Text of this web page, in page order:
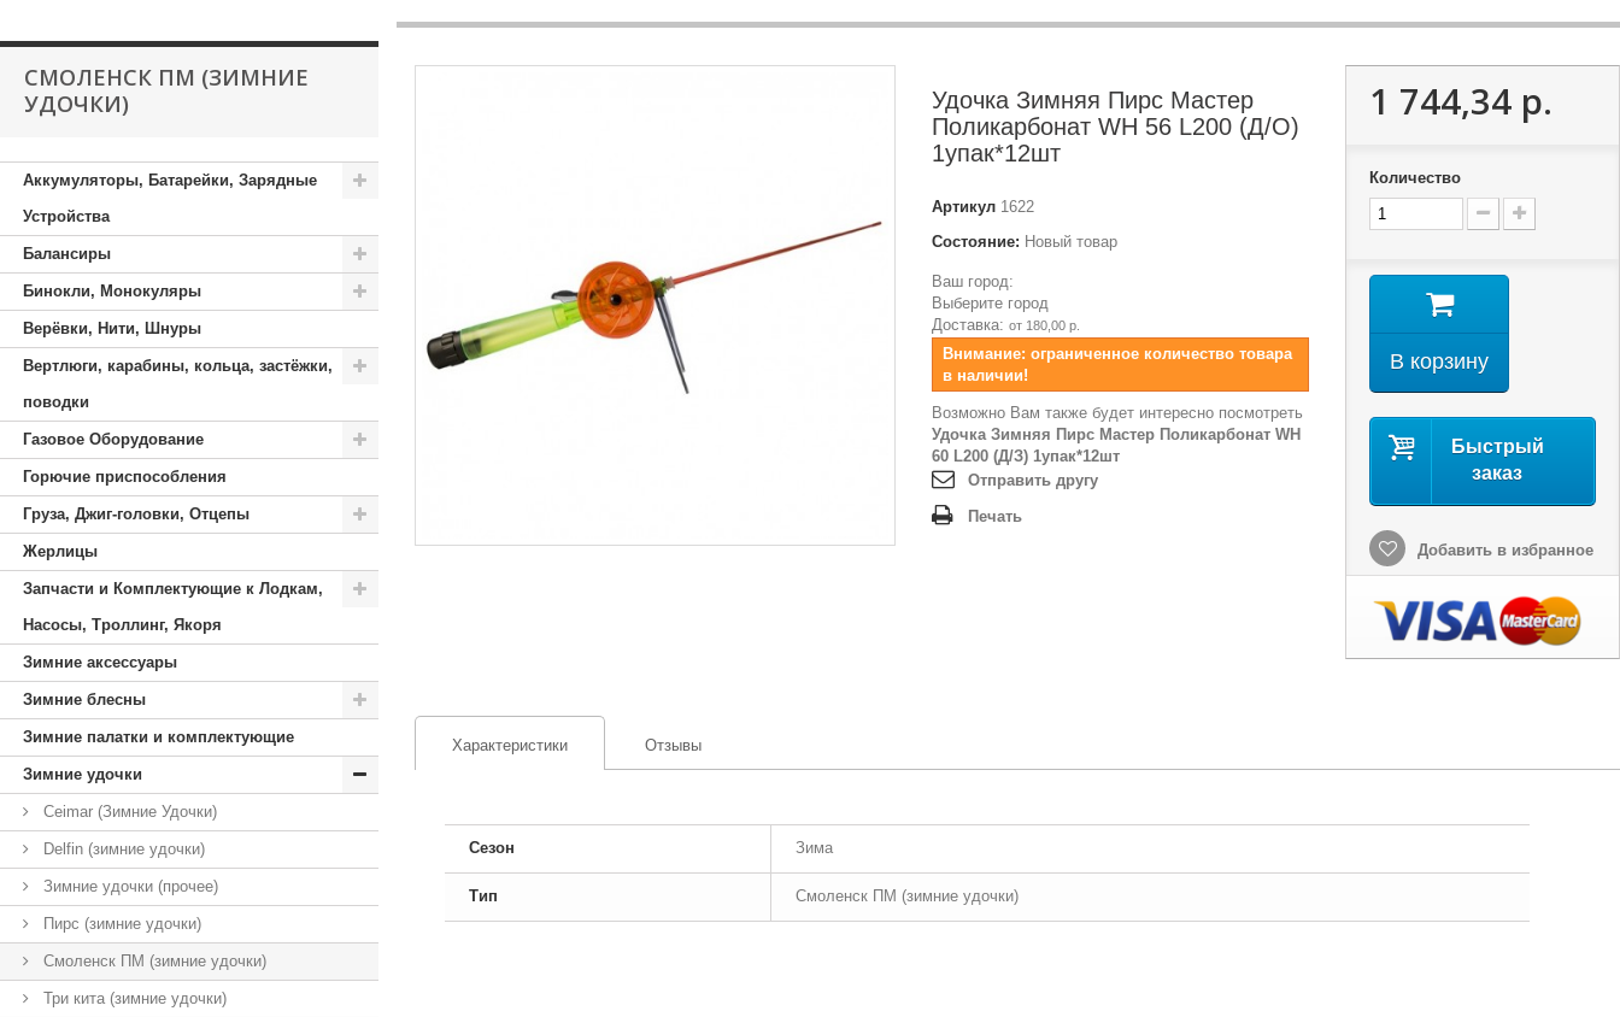
СМОЛЕНСК ПМ (ЗИМНИЕ
УДОЧКИ)
Аккумуляторы, Батарейки, Зарядные
Устройства
Балансиры
Бинокли, Монокуляры
Верёвки, Нити, Шнуры
Вертлюги, карабины, кольца, застёжки,
поводки
Газовое Оборудование
Горючие приспособления
Груза, Джиг-головки, Отцепы
Жерлицы
Запчасти и Комплектующие к Лодкам,
Насосы, Троллинг, Якоря
Зимние аксессуары
Зимние блесны
Зимние палатки и комплектующие
Зимние удочки
Ceimar (Зимние Удочки)
Delfin (зимние удочки)
Зимние удочки (прочее)
Пирс (зимние удочки)
Смоленск ПМ (зимние удочки)
Три кита (зимние удочки)
Удочка Зимняя Пирс Мастер
Поликарбонат WH 56 L200 (Д/О)
1упак*12шт
Артикул 1622
Состояние: Новый товар
Ваш город:
Выберите город
Доставка: от 180,00 р.
Внимание: ограниченное количество товара
в наличии!
Возможно Вам также будет интересно посмотреть
Удочка Зимняя Пирс Мастер Поликарбонат WH
60 L200 (Д/З) 1упак*12шт
Отправить другу
Печать
1 744,34 р.
Количество
В корзину
Быстрый
заказ
Добавить в избранное
Характеристики Отзывы
Сезон Зима
Тип Смоленск ПМ (зимние удочки)